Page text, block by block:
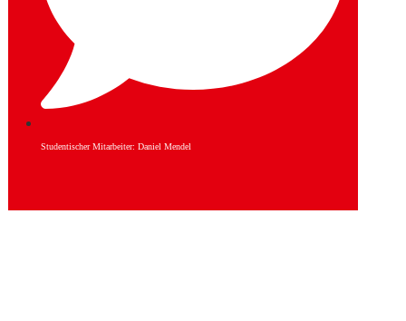
Studentischer Mitarbeiter: Daniel Mendel